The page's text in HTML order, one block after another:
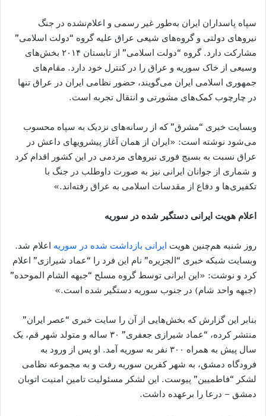
سپاه پاسداران ایران به‌طور غیر رسمی و اعلام‌نشده در جنگ
نیروهای دولتی و گروه‌های شیعی عراق علیه گروه “دولت اسلامی”
مشارکت دارد. گروه “دولت اسلامی” از تابستان ۲۰۱۴ بخش‌های
وسیعی از خاک سوریه و عراق را در کنترل خود دارد. مقام‌های
جمهوری اسلامی ایران می‌گویند، حضور نظامی ایران در عراق تنها
در چارچوب کمک‌های مشورتی و انتقال تجربه است.
وبسایت خبری “مشرق” که از رسانه‌های نزدیک به سپاه محسوب
می‌شود نوشته است: «ایران از‌‌ همان آغاز پیشروی‎های داعش در
عراق نسبت به بسیج فوری نیروهای مردمی در این کشور اقدام کرد
و شماری از جوانان ایرانی نیز به صورت داوطلب در جنگ با
تکفیری‌ها و دفاع از مقدسات اسلامی به عراق رفته‌اند.»
اعلام هویت ایرانی دستگیر شده در سوریه
روز شنبه هم‌چنین هویت ایرانی بازداشت شده در سوریه اعلام شد.
وبسایت شبکه خبری “الجزیره” نام این فرد را “عماد شیرازی” اعلام
کرد و نوشت: «این ایرانی توسط گروه مسلح “جبهه الشام الموحده”
(جبهه واحد شام) در جنوب سوریه دستگیر شده است.»
بنابر این گزارش که بخش‌هایی از آن را سایت خبری “عصر ایران”
منتشر کرده، “عماد شیرازی جعفری” ۳۰ ساله و متولد شهر قم، یک
سال پیش به همراه ۳۰۰ نفر به سوریه آمد. او پس از ورود به
فرودگاه دمشق، به شهر کفرین سوریه رفت و به مجموعه نظامی
لشکر “فاطمیین” پیوست. این لشکر مسئولیت تامین امنیت اتوبان
دمشق – درعا را برعهده داشت.